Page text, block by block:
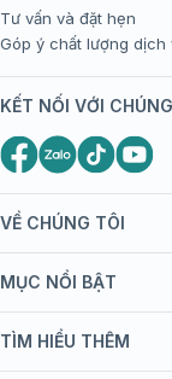
VỀ CHÚNG TÔI
Giới thiệu Tiêm
bán hàng
MỤC NỔI BẬT
Danh mục vắc xin
TÌM HIỂU THÊM
Tư vấn và đặt hẹn
Góp ý chất lượng dịch
KẾT NỐI VỚI